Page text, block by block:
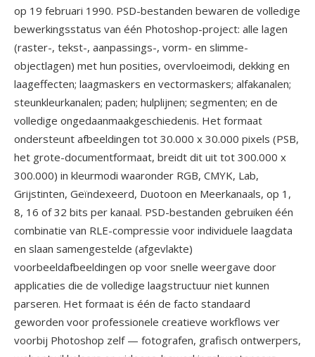
op 19 februari 1990. PSD-bestanden bewaren de volledige
bewerkingsstatus van één Photoshop-project: alle lagen
(raster-, tekst-, aanpassings-, vorm- en slimme-
objectlagen) met hun posities, overvloeimodi, dekking en
laageffecten; laagmaskers en vectormaskers; alfakanalen;
steunkleurkanalen; paden; hulplijnen; segmenten; en de
volledige ongedaanmaakgeschiedenis. Het formaat
ondersteunt afbeeldingen tot 30.000 x 30.000 pixels (PSB,
het grote-documentformaat, breidt dit uit tot 300.000 x
300.000) in kleurmodi waaronder RGB, CMYK, Lab,
Grijstinten, Geïndexeerd, Duotoon en Meerkanaals, op 1,
8, 16 of 32 bits per kanaal. PSD-bestanden gebruiken één
combinatie van RLE-compressie voor individuele laagdata
en slaan samengestelde (afgevlakte)
voorbeeldafbeeldingen op voor snelle weergave door
applicaties die de volledige laagstructuur niet kunnen
parseren. Het formaat is één de facto standaard
geworden voor professionele creatieve workflows ver
voorbij Photoshop zelf — fotografen, grafisch ontwerpers,